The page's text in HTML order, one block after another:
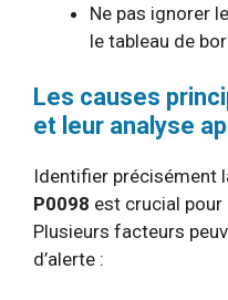
Ne pas ignorer
le tableau de
Les causes
et leur analyse
Identifier précisément
P0098 est crucial pour
Plusieurs facteurs
d’alerte :